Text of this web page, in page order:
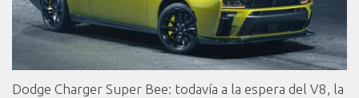
Dodge Charger Super Bee: todavía a la espera del V8, la